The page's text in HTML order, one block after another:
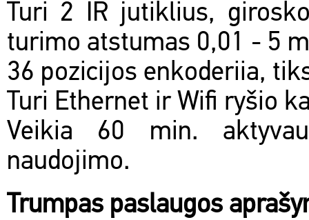
Turi 2 IR jutiklius,
turimo atstumas 0,01 - 5
36 pozicijos enkoderiia,
Turi Ethernet ir Wifi ryšio
Veikia 60 min.
naudojimo.
Trumpas paslaugos